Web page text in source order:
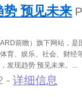
势 预见未来
前瞻）旗下网站，
育、娱乐、社会、财经
发现趋势 预见未来。
- 详细信息